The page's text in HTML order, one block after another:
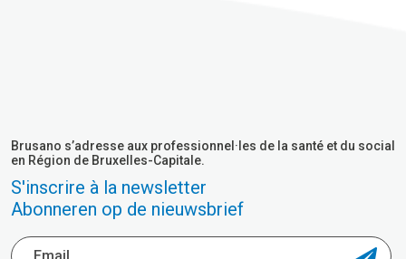
Brusano s’adresse aux professionnel·les de la santé et du social
en Région de Bruxelles-Capitale.
S'inscrire à la newsletter
Abonneren op de nieuwsbrief